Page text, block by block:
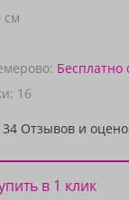
см
Бесплатно
16
Отзывов и
в 1 клик